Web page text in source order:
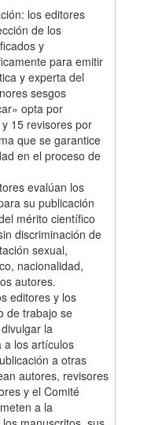
los editores
de los
y
para emitir
y experta del
sesgos
opta por
15 revisores por
que se garantice
en el proceso de
evalúan los
su publicación
mérito científico
discriminación de
sexual,
nacionalidad,
autores.
editores y los
de trabajo se
la
a los artículos
a otras
autores, revisores
y el Comité
a la